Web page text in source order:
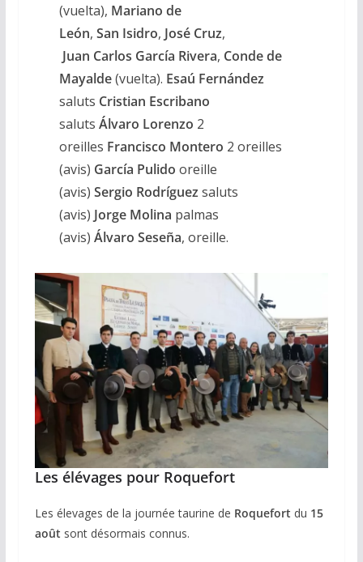
(vuelta), Mariano de
León, San Isidro, José Cruz,
Juan Carlos García Rivera, Condede
Mayalde(vuelta). Esaú Fernández
saluts Cristian Escribano
saluts Álvaro Lorenzo 2
oreilles Francisco Montero 2 oreilles
(avis) García Pulido oreille
(avis) Sergio Rodríguez saluts
(avis) Jorge Molina palmas
(avis) Álvaro Seseña, oreille.
Les élévages pour Roquefort
Les élevages de la journée taurine de Roquefort du 15
août sont désormais connus.